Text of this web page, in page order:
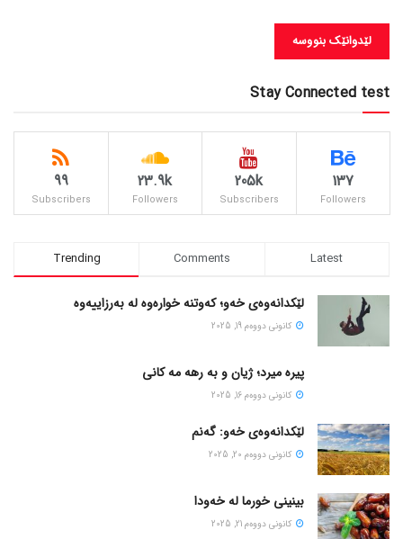
Stay Connected test
137
Followers
205k
Subscribers
23.9k
Followers
99
Subscribers
Trending Comments Latest
لێکدانەوەی خەو؛ کەوتنە خوارەوە لە بەرزاییەوە
كانونی دووه‌م 19, 2025
پیره میرد؛ ژیان و به رهه مه کانی
كانونی دووه‌م 16, 2025
لێکدانەوەی خەو: گەنم
كانونی دووه‌م 20, 2025
بینینی خورما لە خەودا
كانونی دووه‌م 21, 2025